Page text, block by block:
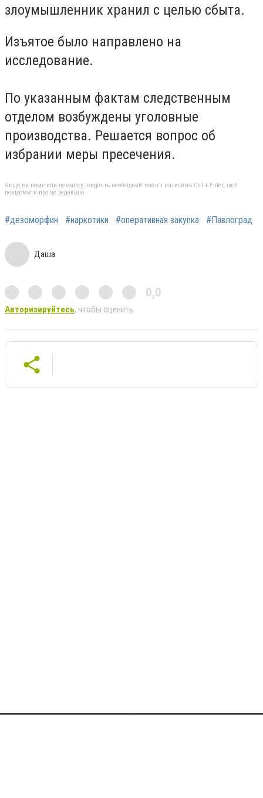
злоумышленник хранил с целью сбыта.
Изъятое было направлено на
исследование.
По указанным фактам следственным
отделом возбуждены уголовные
производства. Решается вопрос об
избрании меры пресечения.
Якщо ви помітили помилку, виділіть необхідний текст і натисніть Ctrl + Enter, щоб
повідомити про це редакцію
#дезоморфин #наркотики #оперативная закупка #Павлоград
Даша
0,0
Авторизируйтесь, чтобы оценить